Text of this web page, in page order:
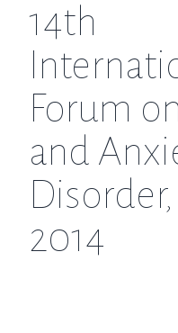
14th
Forum
and
2014